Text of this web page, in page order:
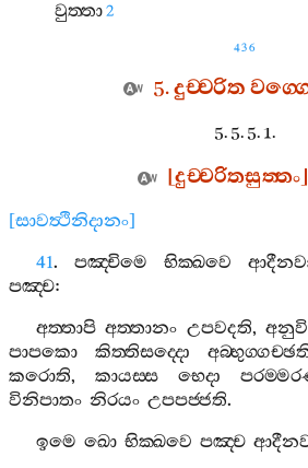
වුත‍්තා2
436
5.දුච‍්චරිත
5. 5. 5. 1.
[දුච‍්චරිතසුත‍්තං]
[සාවත්‍ථිනිදානං]
41. පඤ‍්චිමෙ භික‍්ඛවෙ
පඤ‍්ච:
අත‍්තාපි අත‍්තානං උපවදති,
පාපකො
කිත‍්තිසද‍්දො
කරොති, කායස‍්ස භෙදා
විනිපාතං නිරයං උපපජ‍්ජති.
ඉමෙ ඛො භික‍්ඛවෙ පඤ‍්ච